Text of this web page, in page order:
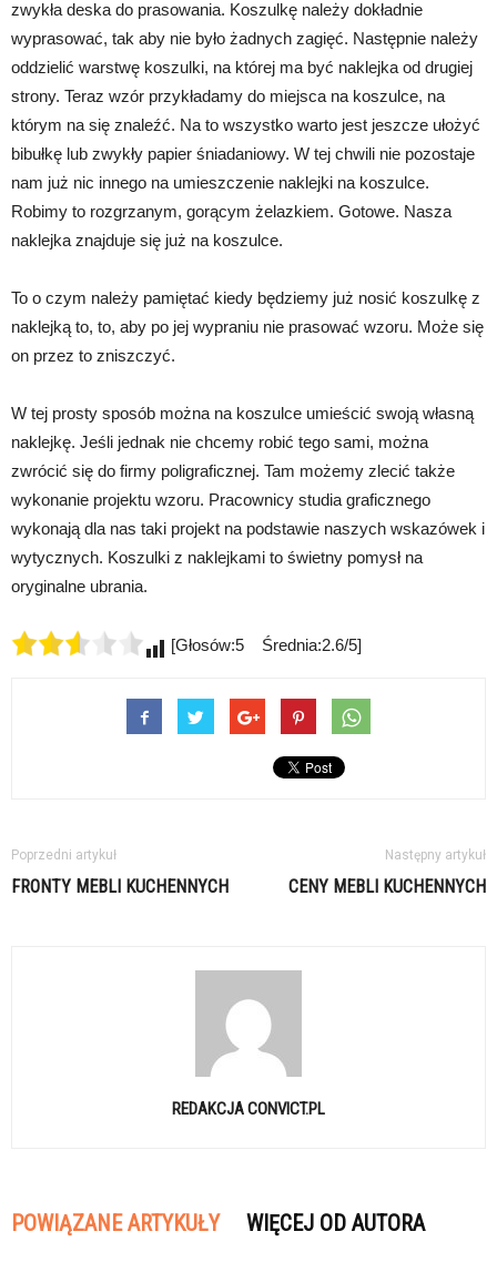
zwykła deska do prasowania. Koszulkę należy dokładnie
wyprasować, tak aby nie było żadnych zagięć. Następnie należy
oddzielić warstwę koszulki, na której ma być naklejka od drugiej
strony. Teraz wzór przykładamy do miejsca na koszulce, na
którym na się znaleźć. Na to wszystko warto jest jeszcze ułożyć
bibułkę lub zwykły papier śniadaniowy. W tej chwili nie pozostaje
nam już nic innego na umieszczenie naklejki na koszulce.
Robimy to rozgrzanym, gorącym żelazkiem. Gotowe. Nasza
naklejka znajduje się już na koszulce.
To o czym należy pamiętać kiedy będziemy już nosić koszulkę z
naklejką to, to, aby po jej wypraniu nie prasować wzoru. Może się
on przez to zniszczyć.
W tej prosty sposób można na koszulce umieścić swoją własną
naklejkę. Jeśli jednak nie chcemy robić tego sami, można
zwrócić się do firmy poligraficznej. Tam możemy zlecić także
wykonanie projektu wzoru. Pracownicy studia graficznego
wykonają dla nas taki projekt na podstawie naszych wskazówek i
wytycznych. Koszulki z naklejkami to świetny pomysł na
oryginalne ubrania.
[Głosów:5 Średnia:2.6/5]
Poprzedni artykuł
FRONTY MEBLI KUCHENNYCH
Następny artykuł
CENY MEBLI KUCHENNYCH
REDAKCJA CONVICT.PL
POWIĄZANE ARTYKUŁY WIĘCEJ OD AUTORA